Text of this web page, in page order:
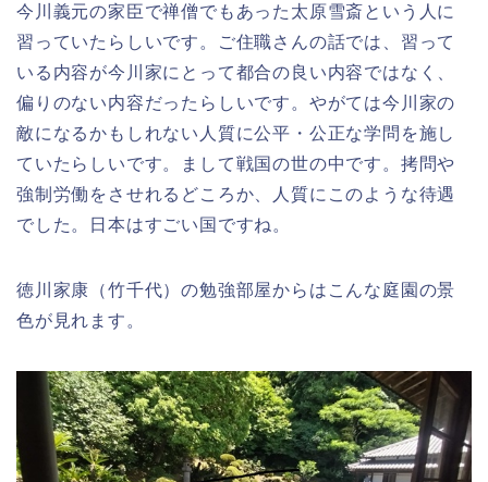
今川義元の家臣で禅僧でもあった太原雪斎という人に
習っていたらしいです。ご住職さんの話では、習って
いる内容が今川家にとって都合の良い内容ではなく、
偏りのない内容だったらしいです。やがては今川家の
敵になるかもしれない人質に公平・公正な学問を施し
ていたらしいです。まして戦国の世の中です。拷問や
強制労働をさせれるどころか、人質にこのような待遇
でした。日本はすごい国ですね。
徳川家康（竹千代）の勉強部屋からはこんな庭園の景
色が見れます。